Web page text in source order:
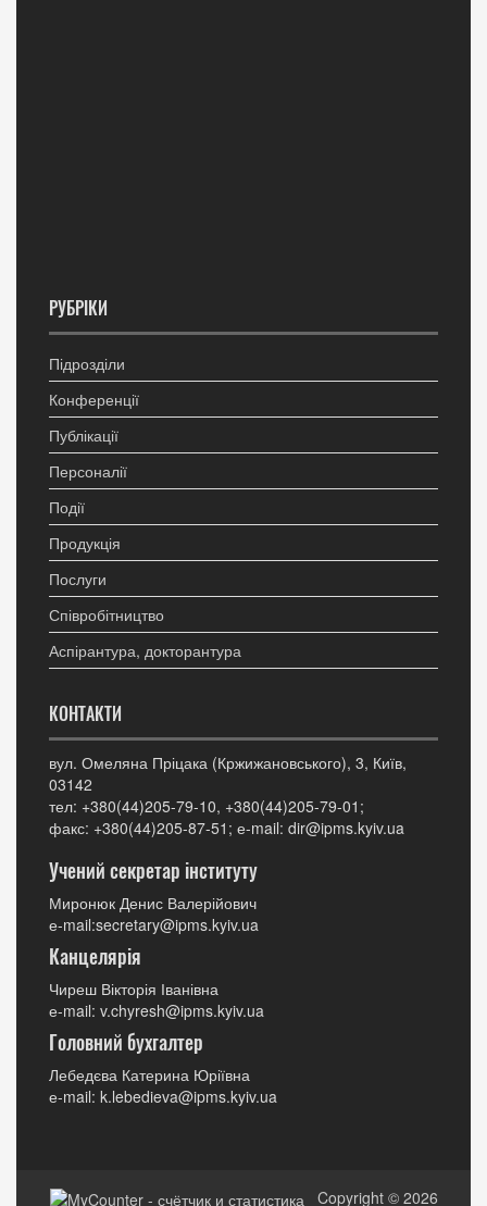
РУБРІКИ
Підрозділи
Конференції
Публікації
Персоналії
Події
Продукція
Послуги
Співробітництво
Аспірантура, докторантура
КОНТАКТИ
вул. Омеляна Пріцака (Кржижановського), 3, Київ,
03142
тел: +380(44)205-79-10, +380(44)205-79-01;
факс: +380(44)205-87-51; е-mail: dir@ipms.kyiv.ua
Учений секретар інституту
Миронюк Денис Валерійович
е-mail:secretary@ipms.kyiv.ua
Канцелярія
Чиреш Вікторія Іванівна
е-mail: v.chyresh@ipms.kyiv.ua
Головний бухгалтер
Лебедєва Катерина Юріївна
е-mail: k.lebedieva@ipms.kyiv.ua
Copyright © 2026